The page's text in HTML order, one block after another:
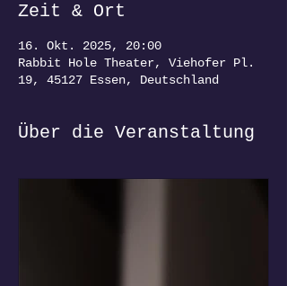
Zeit & Ort
16. Okt. 2025, 20:00
Rabbit Hole Theater, Viehofer Pl.
19, 45127 Essen, Deutschland
Über die Veranstaltung